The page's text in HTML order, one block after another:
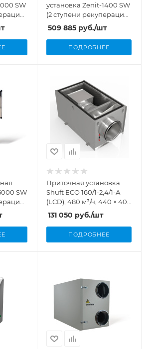
SW
установка Zenit-1400 SW
(2 ступени рекуперации,
1400 м³/ч, 0,76 кВт)
509 885 руб./шт
ПОДРОБНЕЕ
SW
Приточная установка
Shuft ECO 160/1-2,4/1-А
(LCD), 480 м³/ч, 440 × 405
× 845
131 050 руб./шт
ПОДРОБНЕЕ